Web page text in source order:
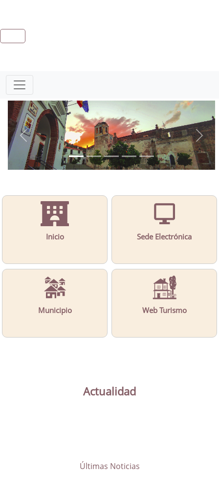
Inicio Sede Electrónica
Municipio Web Turismo
Actualidad
Últimas Noticias